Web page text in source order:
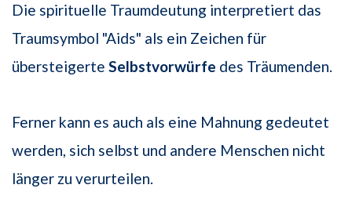
Die spirituelle Traumdeutung interpretiert das
Traumsymbol "Aids" als ein Zeichen für
übersteigerte Selbstvorwürfe des Träumenden.
Ferner kann es auch als eine Mahnung gedeutet
werden, sich selbst und andere Menschen nicht
länger zu verurteilen.